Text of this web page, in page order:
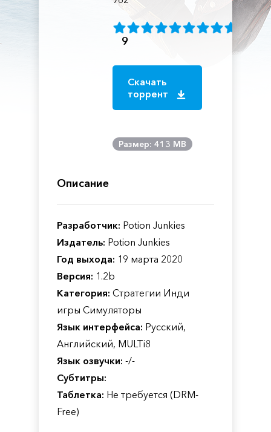
9
Скачать
торрент
Размер: 413 MB
Описание
Разработчик: Potion Junkies
Издатель: Potion Junkies
Год выхода: 19 марта 2020
Версия: 1.2b
Категория: Стратегии Инди
игры Симуляторы
Язык интерфейса: Русский,
Английский, MULTi8
Язык озвучки: -/-
Субтитры:
Таблетка: Не требуется (DRM-
Free)